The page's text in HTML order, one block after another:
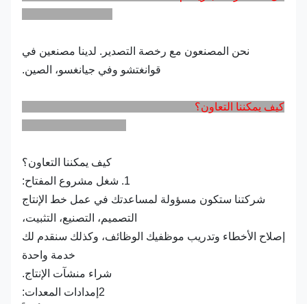
نحن المصنعون مع رخصة التصدير. لدينا مصنعين في
قوانغتشو وفي جيانغسو، الصين.
كيف يمكننا التعاون؟
كيف يمكننا التعاون؟
شركتنا ستكون مسؤولة لمساعدتك في عمل خط الإنتاج
التصميم، التصنيع، التثبيت،
إصلاح الأخطاء وتدريب موظفيك الوظائف، وكذلك سنقدم لك
خدمة واحدة
شراء منشآت الإنتاج.